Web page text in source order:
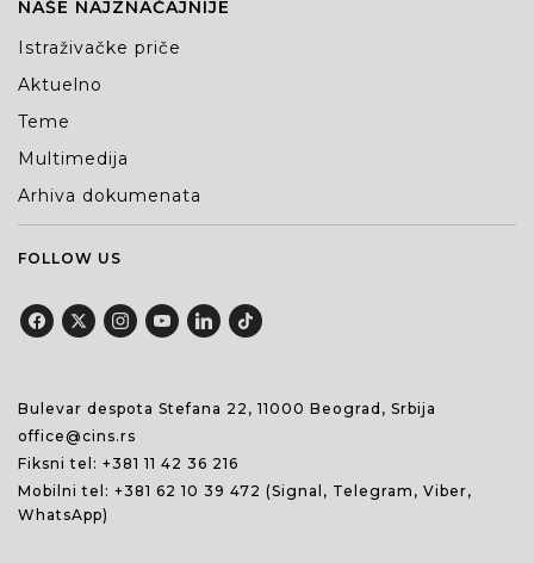
NAŠE NAJZNAČAJNIJE
Istraživačke priče
Aktuelno
Teme
Multimedija
Arhiva dokumenata
FOLLOW US
Bulevar despota Stefana 22, 11000 Beograd, Srbija
office@cins.rs
Fiksni tel: +381 11 42 36 216
Mobilni tel: +381 62 10 39 472 (Signal, Telegram, Viber,
WhatsApp)